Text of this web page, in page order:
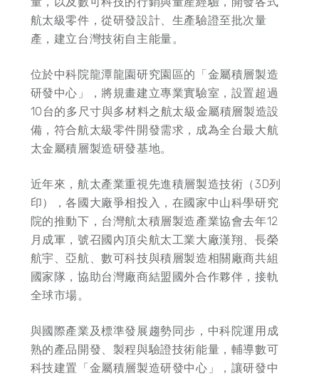
航太級零件，從研發設計、生產驗證至批次量
產，建立台灣技術自主能量。
位於中科院龍潭龍園研究園區的「金屬積層製造
研發中心」，將規畫建立專業實驗室，設置超過
10台的多尺寸與多材料之航太級金屬積層製造設
備，符合航太級零件開發需求，成為全台最大航
太金屬積層製造研發基地。
近年來，航太產業重視先進積層製造技術（3D列
印），各國大廠爭相投入，在國家中山科學研究
院的推動下，台灣航太積層製造產業協會去年12
月成軍，號召國內頂尖航太工業大廠漢翔、長榮
航宇、亞航、數可科技與積層製造相關廠商共組
國家隊，協助台灣廠商結盟國外合作夥伴，接軌
全球市場。
與國際產業及標準發展趨勢同步，中科院運用成
熟的產品開發、製程與驗證技術能量，輔導數可
科技建置「金屬積層製造研發中心」，讓研發中